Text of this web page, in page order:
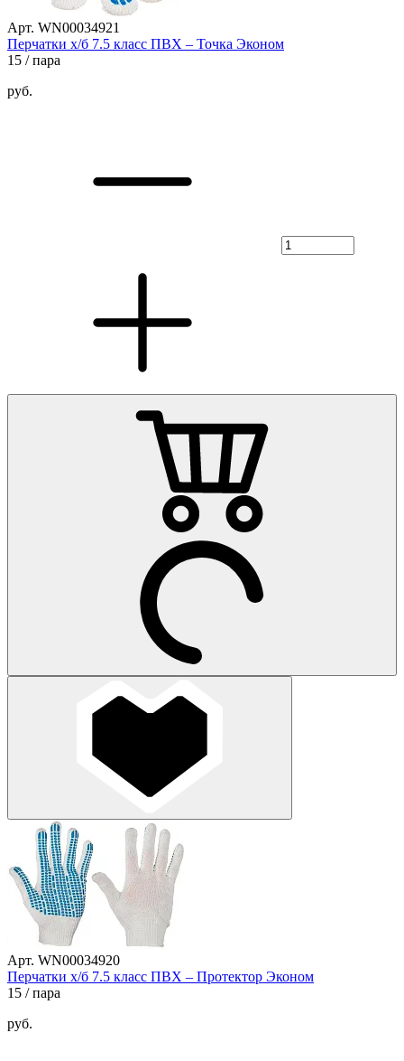
Арт. WN00034921
Перчатки х/б 7.5 класс ПВХ – Точка Эконом
15 / пара
руб.
Арт. WN00034920
Перчатки х/б 7.5 класс ПВХ – Протектор Эконом
15 / пара
руб.